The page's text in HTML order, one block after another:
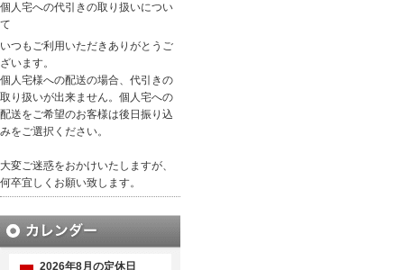
個人宅への代引きの取り扱いについ
て
いつもご利用いただきありがとうご
ざいます。
個人宅様への配送の場合、代引きの
取り扱いが出来ません。個人宅への
配送をご希望のお客様は後日振り込
みをご選択ください。
大変ご迷惑をおかけいたしますが、
何卒宜しくお願い致します。
2026年8月の定休日